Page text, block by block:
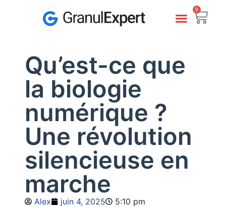
0
Qu’est-ce que
la biologie
numérique ?
Une révolution
silencieuse en
marche
Alex juin 4, 2025
5:10 pm